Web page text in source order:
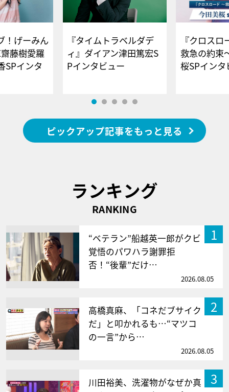
！げーみん
藤樹愛羅
SPインタ
『タイムトラベルダデ
ィ』ダイアン津田篤宏S
Pインタビュー
『クロス
救急の約束
桜SPイ
ピックアップ記事をもっと見る
ランキング
RANKING
1
“ベテラン”船越英一郎がクビ
覚悟のパワハラ謝罪拒
否！“後輩”だけ…
2026.08.05
2
高橋真麻、「コネだブサイク
だ」と叩かれるも…“マツコ
の一言”から…
2026.08.05
3
川田裕美、洗濯物がなぜか真